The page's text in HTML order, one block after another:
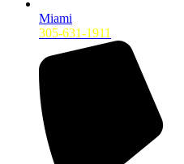
Miami
305-631-1911